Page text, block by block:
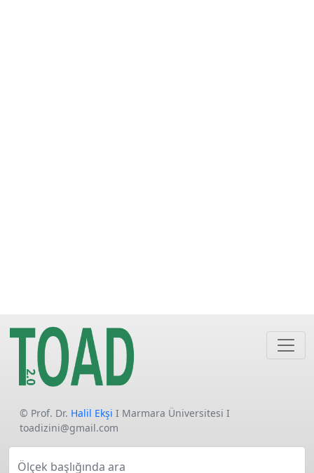
© Prof. Dr. Halil Ekşi I Marmara Üniversitesi I
toadizini@gmail.com
Ölçek başlığında ara